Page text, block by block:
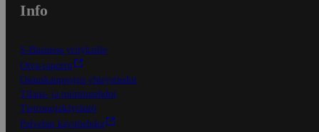
Info
S-Business yrityksille
Oiva-raportit
Osuuskauppojen yhteystiedot
Tilaus- ja toimitusehdot
Tietosuojakäytäntö
Palvelun käyttöehdot